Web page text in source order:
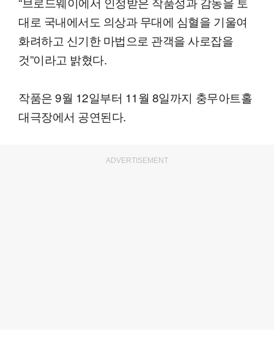
대로 국내에서도 의상과 무대에 심혈을 기울여
화려하고 신기한 마법으로 관객을 사로잡을
것”이라고 밝혔다.
작품은 9월 12일부터 11월 8일까지 충무아트홀
대극장에서 공연된다.
ADVERTISEMENT